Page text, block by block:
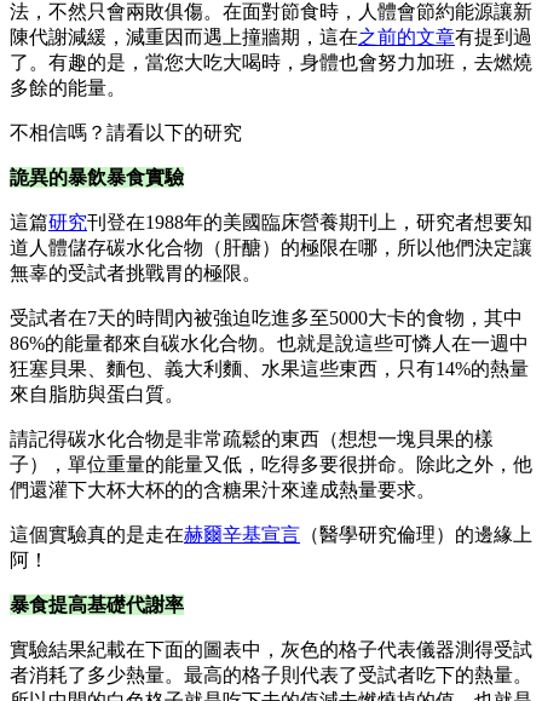
法，不然只會兩敗俱傷。在面對節食時，人體會節約能源讓新
陳代謝減緩，減重因而遇上撞牆期，這在之前的文章有提到過
了。有趣的是，當您大吃大喝時，身體也會努力加班，去燃燒
多餘的能量。
不相信嗎？請看以下的研究
詭異的暴飲暴食實驗
這篇研究刊登在1988年的美國臨床營養期刊上，研究者想要知
道人體儲存碳水化合物（肝醣）的極限在哪，所以他們決定讓
無辜的受試者挑戰胃的極限。
受試者在7天的時間內被強迫吃進多至5000大卡的食物，其中
86%的能量都來自碳水化合物。也就是說這些可憐人在一週中
狂塞貝果、麵包、義大利麵、水果這些東西，只有14%的熱量
來自脂肪與蛋白質。
請記得碳水化合物是非常疏鬆的東西（想想一塊貝果的樣
子），單位重量的能量又低，吃得多要很拼命。除此之外，他
們還灌下大杯大杯的的含糖果汁來達成熱量要求。
這個實驗真的是走在赫爾辛基宣言 （醫學研究倫理）的邊緣上
阿！
暴食提高基礎代謝率
實驗結果紀載在下面的圖表中，灰色的格子代表儀器測得受試
者消耗了多少熱量。最高的格子則代表了受試者吃下的熱量。